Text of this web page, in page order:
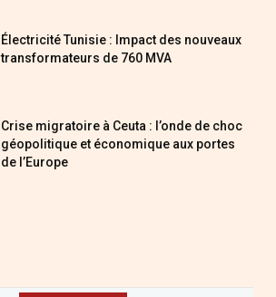
Électricité Tunisie : Impact des nouveaux
transformateurs de 760 MVA
Crise migratoire à Ceuta : l’onde de choc
géopolitique et économique aux portes
de l’Europe